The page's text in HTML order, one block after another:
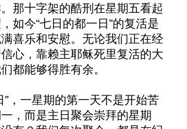
那十字架的酷刑在星期五看起
如今“七日的都一日”的复活是
喜乐和安慰。无论我们正在经
心，靠赖主耶稣死里复活的大
都能够得胜有余。
”，一星期的第一天不是开始苦
，而是主日聚会崇拜的星期